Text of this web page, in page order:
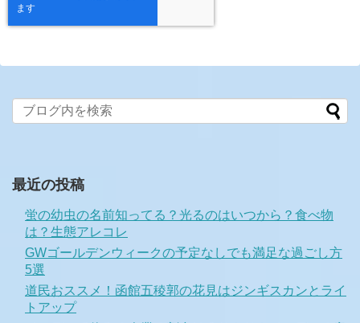
最近の投稿
蛍の幼虫の名前知ってる？光るのはいつから？食べ物
は？生態アレコレ
GWゴールデンウィークの予定なしでも満足な過ごし方
5選
道民おススメ！函館五稜郭の花見はジンギスカンとライ
トアップ